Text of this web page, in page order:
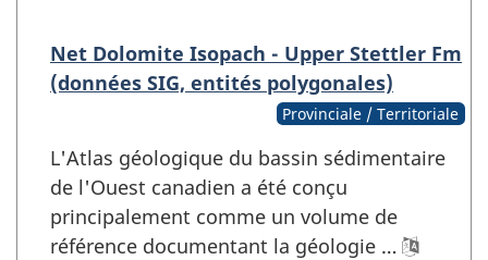
Net Dolomite Isopach - Upper Stettler Fm
(données SIG, entités polygonales)
Provinciale / Territoriale
L'Atlas géologique du bassin sédimentaire
de l'Ouest canadien a été conçu
principalement comme un volume de
référence documentant la géologie …